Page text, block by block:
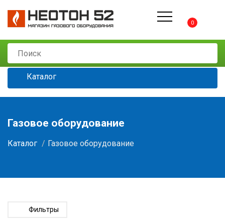
0
Каталог
Газовое оборудование
Каталог Газовое оборудование
Фильтры